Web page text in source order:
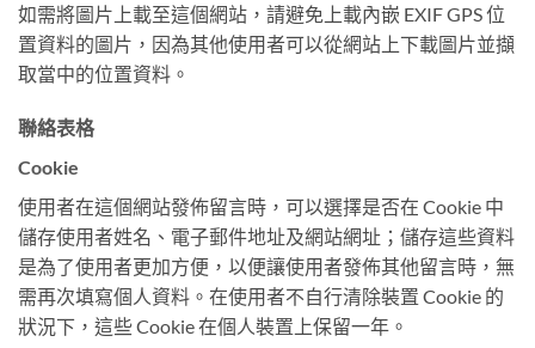
如需將圖片上載至這個網站，請避免上載內嵌 EXIF GPS 位
置資料的圖片，因為其他使用者可以從網站上下載圖片並擷
取當中的位置資料。
聯絡表格
Cookie
使用者在這個網站發佈留言時，可以選擇是否在 Cookie 中
儲存使用者姓名、電子郵件地址及網站網址；儲存這些資料
是為了使用者更加方便，以便讓使用者發佈其他留言時，無
需再次填寫個人資料。在使用者不自行清除裝置 Cookie 的
狀況下，這些 Cookie 在個人裝置上保留一年。